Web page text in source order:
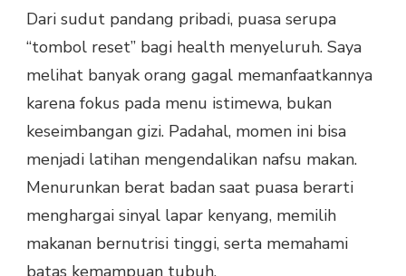
Dari sudut pandang pribadi, puasa serupa
“tombol reset” bagi health menyeluruh. Saya
melihat banyak orang gagal memanfaatkannya
karena fokus pada menu istimewa, bukan
keseimbangan gizi. Padahal, momen ini bisa
menjadi latihan mengendalikan nafsu makan.
Menurunkan berat badan saat puasa berarti
menghargai sinyal lapar kenyang, memilih
makanan bernutrisi tinggi, serta memahami
batas kemampuan tubuh.